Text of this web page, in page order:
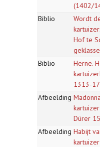
(1402/
Biblio
Wordt
Hof te
Biblio
Herne.
1313-
Afbeelding
kartuizer
Dürer
Afbeelding Habijt